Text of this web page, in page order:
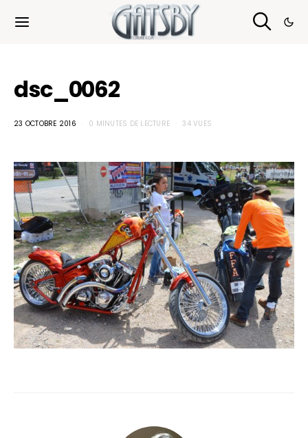
dsc_0062
23 OCTOBRE 2016 0 MINUTES DE LECTURE 34 VUES
Cookies management panel